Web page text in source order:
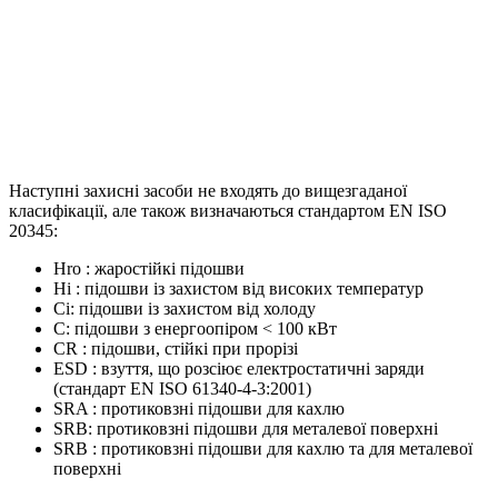
Наступні захисні засоби не входять до вищезгаданої
класифікації, але також визначаються стандартом EN ISO
20345:
Hro : жаростійкі підошви
Hi : підошви із захистом від високих температур
Ci: підошви із захистом від холоду
C: підошви з енергоопіром < 100 кВт
CR : підошви, стійкі при прорізі
ESD : взуття, що розсіює електростатичні заряди
(стандарт EN ISO 61340-4-3:2001)
SRA : протиковзні підошви для кахлю
SRB: протиковзні підошви для металевої поверхні
SRB : протиковзні підошви для кахлю та для металевої
поверхні